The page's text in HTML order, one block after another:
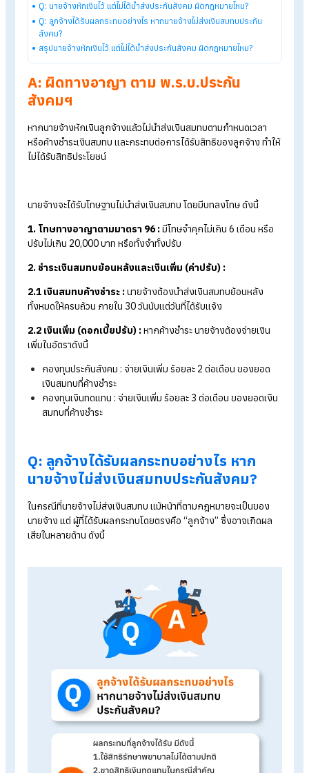
รู้จักโปรแกรม HR ของ HumanSoft เพิ่มเติม
ระบบลงเวลาทำงานออนไลน์
ราคาโปรแกรมเงินเดือน เริ่มต้น 590 บาท/เดือน
Table of Contents:
Q: นายจ้างหักเงินไว้ แต่ไม่ได้นำส่งประกันสังคม ผิดกฎหมายไหม?
Q: ลูกจ้างได้รับผลกระทบอย่างไร หากนายจ้างไม่ส่งเงินสมทบประกัน
สรุปนายจ้างหักเงินไว้ แต่ไม่ได้นำส่งประกันสังคม ผิดกฎหมายไหม?
A:ผิดทางอาญา ตาม พ.ร.บ.ประกัน
หากนายจ้างหักเงินลูกจ้างแล้วไม่นำส่งเงินสมทบตามกำหนดเวลา
หรือค้างชำระเงินสมทบ และกระทบต่อการได้รับสิทธิของลูกจ้าง ท
นายจ้างจะได้รับโทษฐานไม่นำส่งเงินสมทบ โดยมีบทลงโทษ ดังนี้
1. โทษทางอาญาตามมาตรา 96:มีโทษจำคุกไม่เกิน 6 เดือน ห
ปรับไม่เกิน 20,000 บาท หรือทั้งจำทั้งปรับ
ทั้งหมดให้ครบถ้วน ภายใน 30 วันนับแต่วันที่ได้รับแจ้ง
2.2 เงินเพิ่ม (ดอกเบี้ยปรับ) :
หากค้างชำระ นายจ้างต้องจ่ายเงิน
เงินสมทบที่ค้างชำระ
กองทุนเงินทดแทน : จ่ายเงินเพิ่ม ร้อยละ 3 ต่อเดือน ของยอดเ
สมทบที่ค้างชำระ